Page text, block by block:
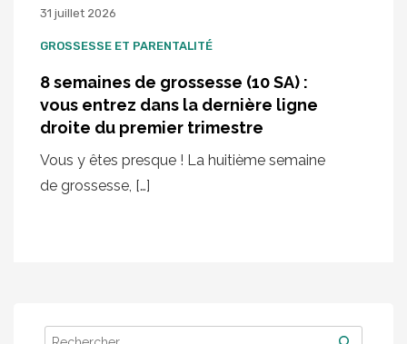
31 juillet 2026
GROSSESSE ET PARENTALITÉ
8 semaines de grossesse (10 SA) :
vous entrez dans la dernière ligne
droite du premier trimestre
Vous y êtes presque ! La huitième semaine
de grossesse, […]